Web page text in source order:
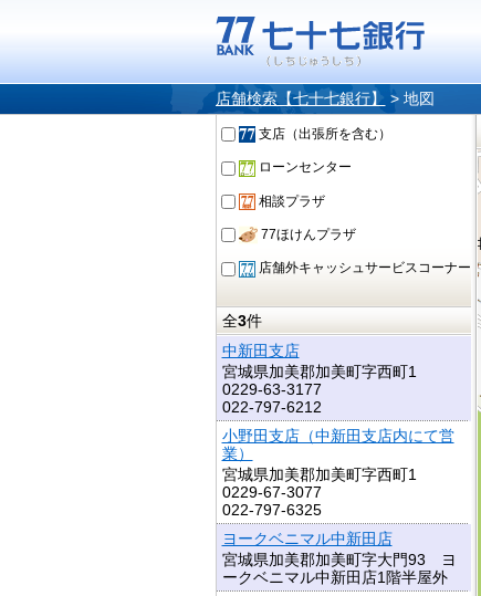
店舗検索【七十七銀行】 > 地図
支店（出張所を含む）
ローンセンター
相談プラザ
77ほけんプラザ
店舗外キャッシュサービスコーナー
全3件
中新田支店
宮城県加美郡加美町字西町1
0229-63-3177
022-797-6212
小野田支店（中新田支店内にて営
業）
宮城県加美郡加美町字西町1
0229-67-3077
022-797-6325
ヨークベニマル中新田店
宮城県加美郡加美町字大門93 ヨ
ークベニマル中新田店1階半屋外